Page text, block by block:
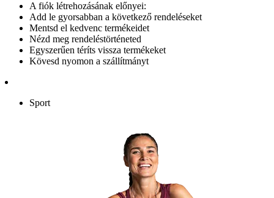
A fiók létrehozásának előnyei:
Add le gyorsabban a következő rendeléseket
Mentsd el kedvenc termékeidet
Nézd meg rendeléstörténeted
Egyszerűen téríts vissza termékeket
Kövesd nyomon a szállítmányt
Sport